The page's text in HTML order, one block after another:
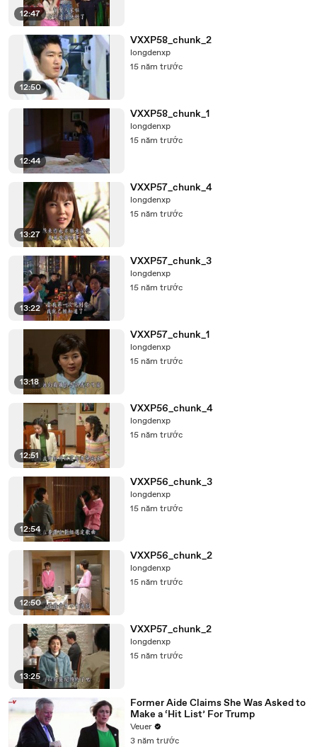
12:47
12:50
VXXP58_chunk_2
longdenxp
15 năm trước
12:44
VXXP58_chunk_1
longdenxp
15 năm trước
13:27
VXXP57_chunk_4
longdenxp
15 năm trước
13:22
VXXP57_chunk_3
longdenxp
15 năm trước
13:18
VXXP57_chunk_1
longdenxp
15 năm trước
12:51
VXXP56_chunk_4
longdenxp
15 năm trước
12:54
VXXP56_chunk_3
longdenxp
15 năm trước
12:50
VXXP56_chunk_2
longdenxp
15 năm trước
13:25
VXXP57_chunk_2
longdenxp
15 năm trước
Former Aide Claims She Was Asked to
Make a ‘Hit List’ For Trump
Veuer
3 năm trước